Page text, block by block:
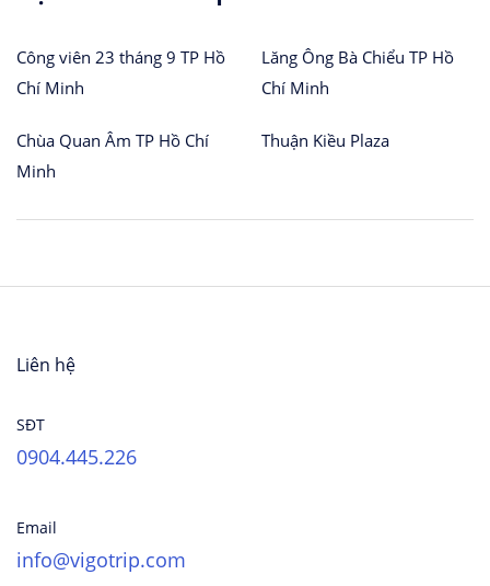
Công viên 23 tháng 9 TP Hồ
Chí Minh
Lăng Ông Bà Chiểu TP Hồ
Chí Minh
Chùa Quan Âm TP Hồ Chí
Minh
Thuận Kiều Plaza
Liên hệ
SĐT
0904.445.226
Email
info@vigotrip.com